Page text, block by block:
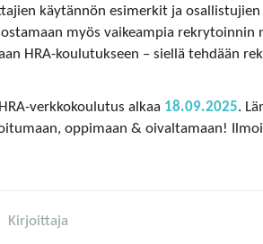
käytännön esimerkit ja
myös vaikeampia rekrytoinnin
HRA-koulutukseen – siellä tehdään
verkkokoulutus alkaa 18.09.2025.
oppimaan & oivaltamaan!
Kirjoittaja